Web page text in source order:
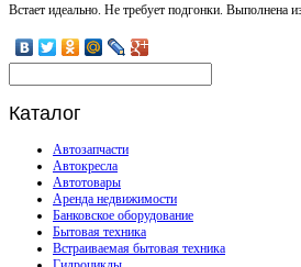
Встает идеально. Не требует подгонки. Выполнена
Каталог
Автозапчасти
Автокресла
Автотовары
Аренда недвижимости
Банковское оборудование
Бытовая техника
Встраиваемая бытовая техника